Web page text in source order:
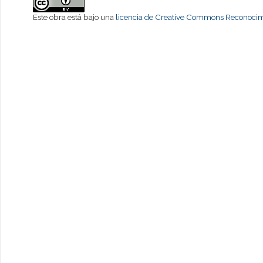
Este obra está bajo una licencia de Creative Commons